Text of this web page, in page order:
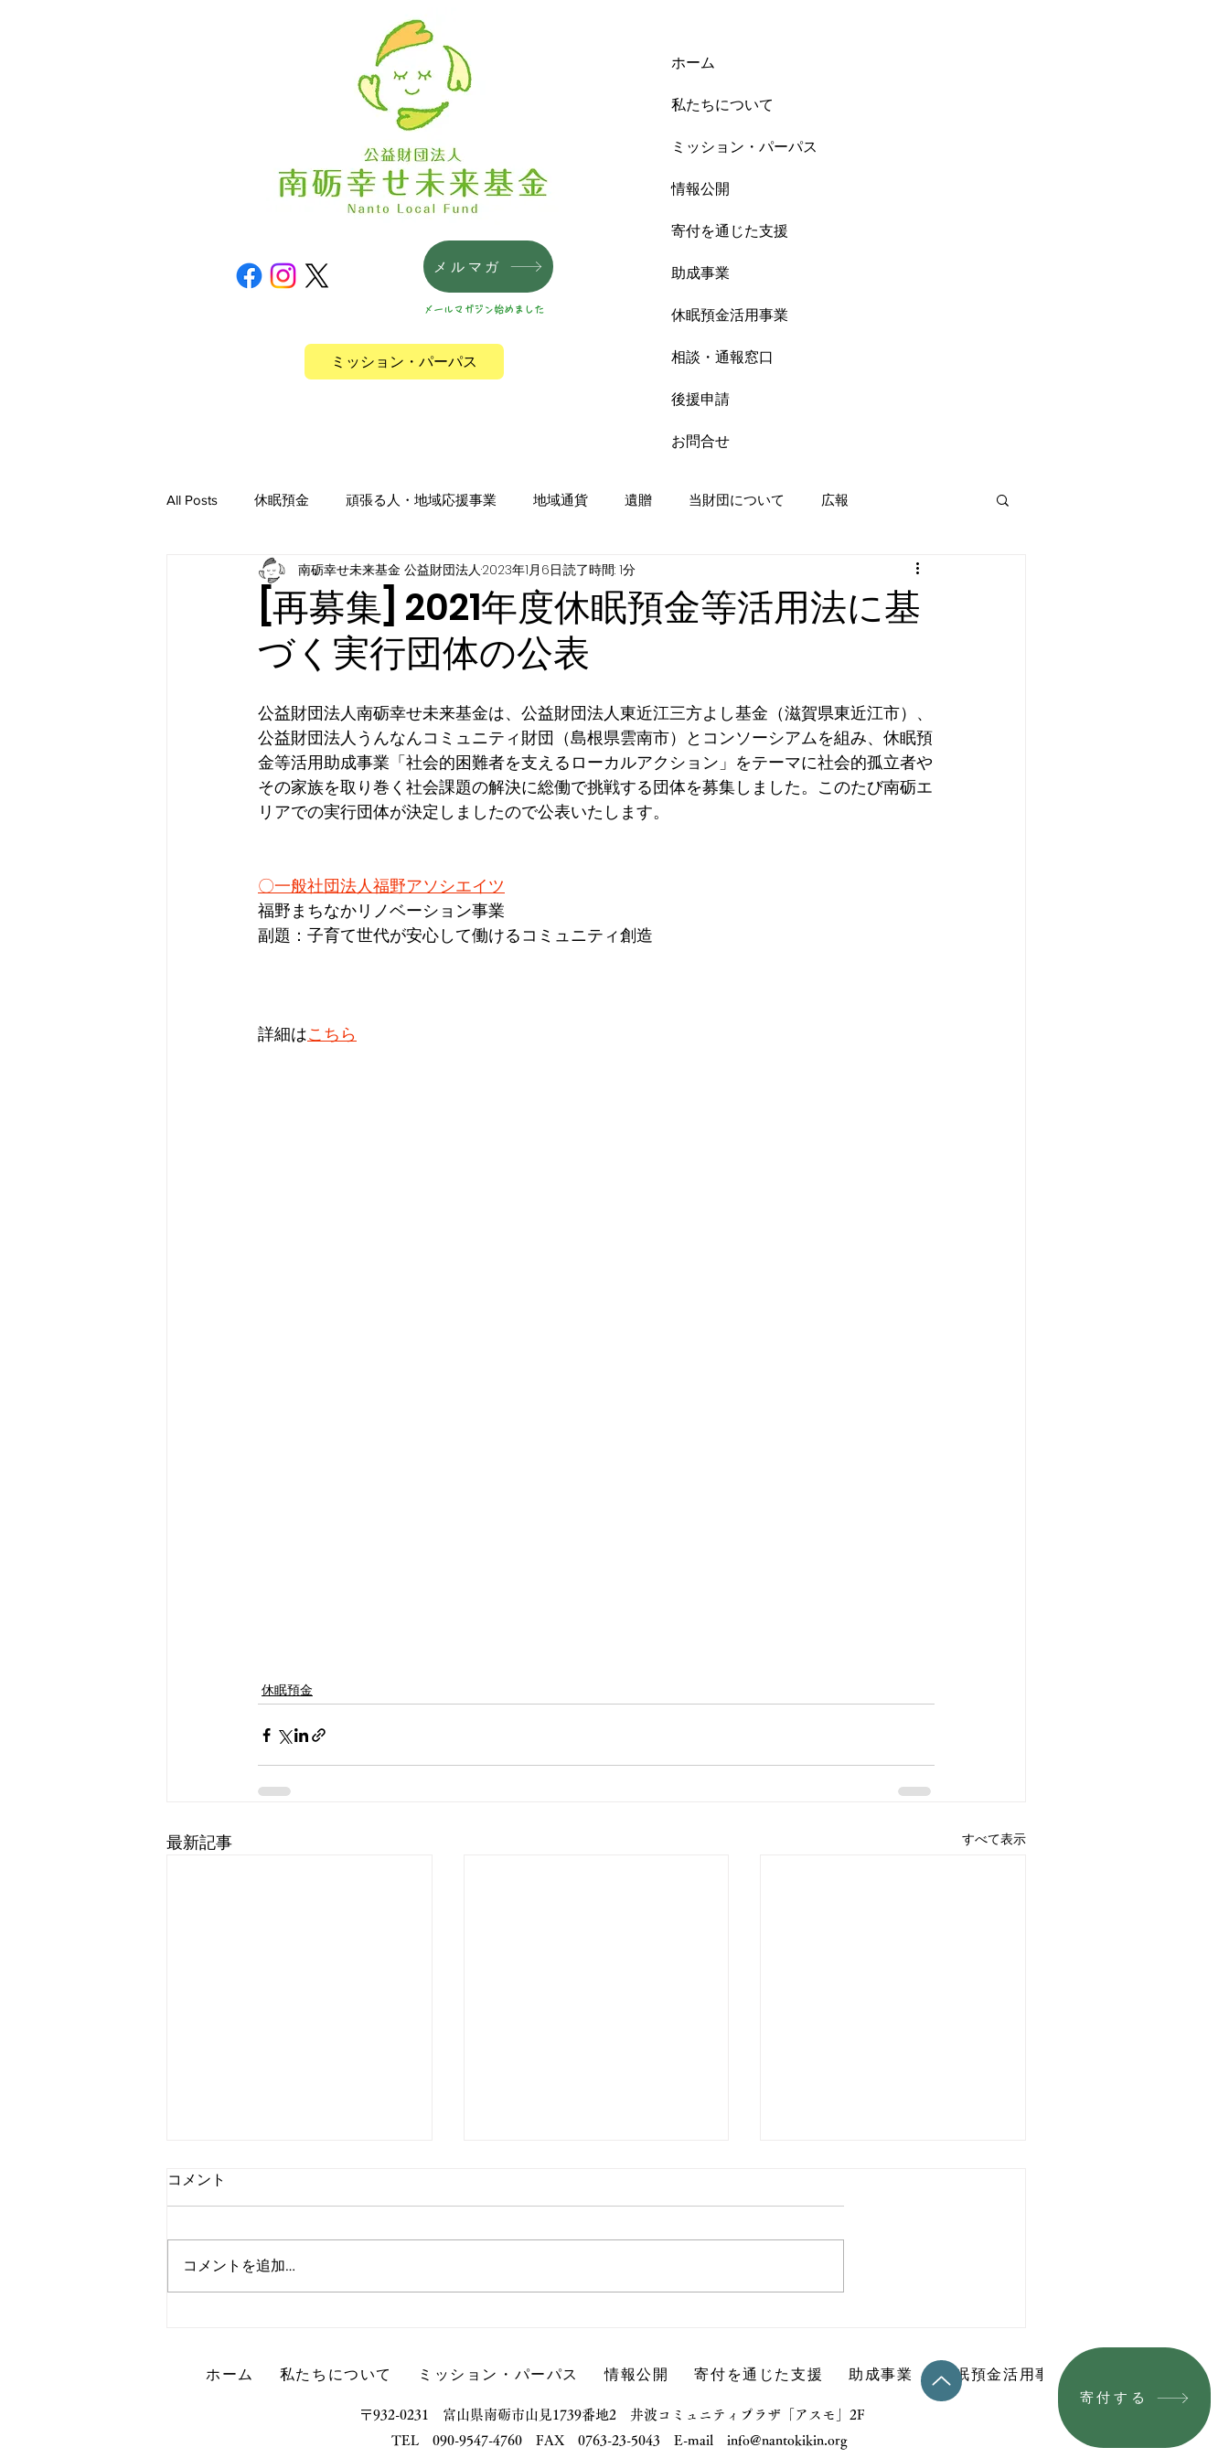
メルマガ
メールマガジン始めました
ミッション・パーパス
ホーム
私たちについて
ミッション・パーパス
情報公開
寄付を通じた支援
助成事業
休眠預金活用事業
相談・通報窓口
後援申請
お問合せ
All Posts 休眠預金 頑張る人・地域応援事業 地域通貨 遺贈 当財団について 広報
サポーター会員 様 報道・顕彰 ご寄付 チャレンジ事業
社会貢献事業化プログラム 調査報告・レポート 事業指定寄付
[再募集] 2021年度休眠預金等活用法に基
づく実行団体の公表
南砺幸せ未来基金 公益財団法人 2023年1月6日読了時間: 1分
公益財団法人南砺幸せ未来基金は、公益財団法人東近江三方よし基金（滋賀県東近江市）、
公益財団法人うんなんコミュニティ財団（島根県雲南市）とコンソーシアムを組み、休眠預
金等活用助成事業「社会的困難者を支えるローカルアクション」をテーマに社会的孤立者や
その家族を取り巻く社会課題の解決に総働で挑戦する団体を募集しました。このたび南砺エ
リアでの実行団体が決定しましたので公表いたします。
〇一般社団法人福野アソシエイツ
福野まちなかリノベーション事業
​副題：子育て世代が安心して働けるコミュニティ創造
詳細はこちら
休眠預金
最新記事 すべて表示
ート結果について
ート結果について
版）公開！
コメント
コメントを追加…
寄付する
ホーム 私たちについて ミッション・パーパス 情報公開 寄付を通じた支援 助成事業 休眠預金活用事業 相談・通報窓口
〒932-0231​ 富山県南砺市山見1739番地2​ ​​井波コミュニティプラザ「アスモ」2F
TEL 090-9547-4760 ​FAX 0763-23-5043 E-mail info@nantokikin.org